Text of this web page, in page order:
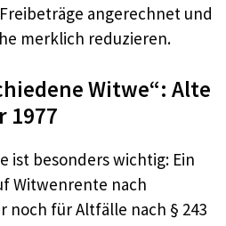
angerechnet und
merklich reduzieren.
Witwe“: Alte
1977
ist besonders wichtig: Ein
Witwenrente nach
noch für Altfälle nach § 243